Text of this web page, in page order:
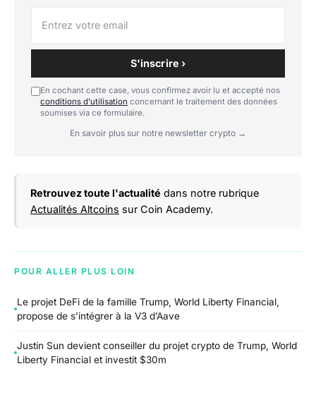
S'inscrire ›
En cochant cette case, vous confirmez avoir lu et accepté nos
conditions d'utilisation concernant le traitement des données
soumises via ce formulaire.
En savoir plus sur notre newsletter crypto →
Retrouvez toute l'actualité dans notre rubrique
Actualités Altcoins sur Coin Academy.
POUR ALLER PLUS LOIN
Le projet DeFi de la famille Trump, World Liberty Financial,
propose de s’intégrer à la V3 d’Aave
Justin Sun devient conseiller du projet crypto de Trump, World
Liberty Financial et investit $30m